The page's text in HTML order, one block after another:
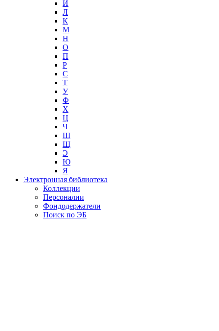
И
Л
К
М
Н
О
П
Р
С
Т
У
Ф
Х
Ц
Ч
Ш
Щ
Э
Ю
Я
Электронная библиотека
Коллекции
Персоналии
Фондодержатели
Поиск по ЭБ